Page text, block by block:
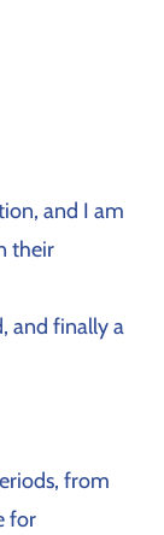
and I am
their
and finally a
from
for